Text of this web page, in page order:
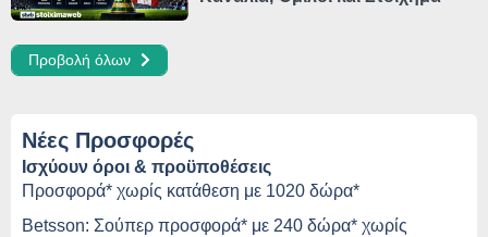
Προβολή όλων
Νέες Προσφορές
Ισχύουν όροι & προϋποθέσεις
Προσφορά* χωρίς κατάθεση με 1020 δώρα*
Betsson: Σούπερ προσφορά* με 240 δώρα* χωρίς